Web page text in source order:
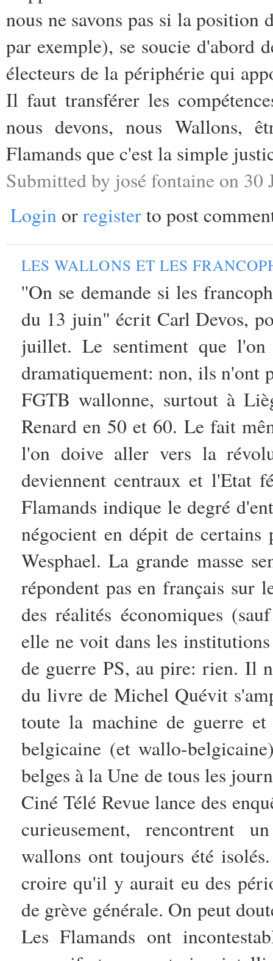
nous ne savons pas si la
par exemple), se soucie d'abord
électeurs de la périphérie qui
Il faut transférer les
nous devons, nous Wallons,
Flamands que c'est la simple
Submitted by josé fontaine on 30
Loginorregisterto post
LES WALLONS ET LES
''On se demande si les
du 13 juin" écrit Carl Devos,
juillet. Le sentiment que
dramatiquement: non, ils n'ont
FGTB wallonne, surtout à
Renard en 50 et 60. Le fait
l'on doive aller vers la
deviennent centraux et l'Etat
Flamands indique le degré
négocient en dépit de
Wesphael. La grande masse
répondent pas en français
des réalités économiques
elle ne voit dans les
de guerre PS, au pire: rien. Il
du livre de Michel Quévit
toute la machine de guerre
belgicaine (et wallo-
belges à la Une de tous les
Ciné Télé Revue lance des
curieusement, rencontrent
wallons ont toujours été
croire qu'il y aurait eu des
de grève générale. On peut
Les Flamands ont